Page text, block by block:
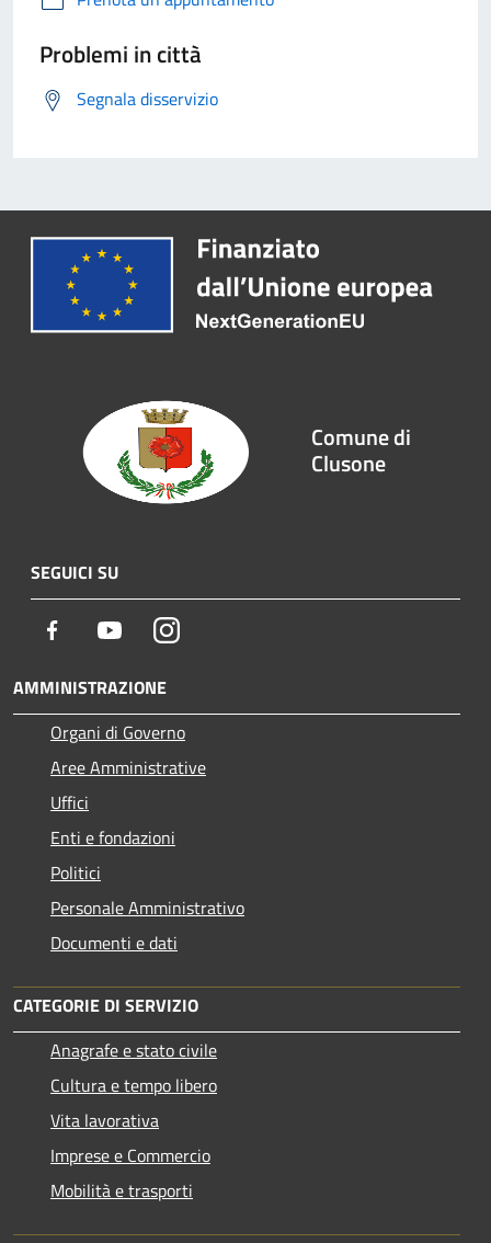
Problemi in città
Segnala disservizio
Comune di
Clusone
SEGUICI SU
Facebook YoutubeInstagram
AMMINISTRAZIONE
Organi di Governo
Aree Amministrative
Uffici
Enti e fondazioni
Politici
Personale Amministrativo
Documenti e dati
CATEGORIE DI SERVIZIO
Anagrafe e stato civile
Cultura e tempo libero
Vita lavorativa
Imprese e Commercio
Mobilità e trasporti